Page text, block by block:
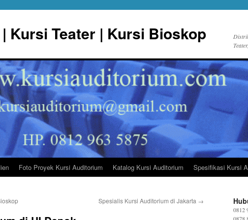
Kursi Teater | Kursi Bioskop
Foto Proyek Kursi Auditorium Katalog Kursi Auditorium Spesifikasi Kursi
Spesialis Kursi Auditorium di Jakarta →
0812